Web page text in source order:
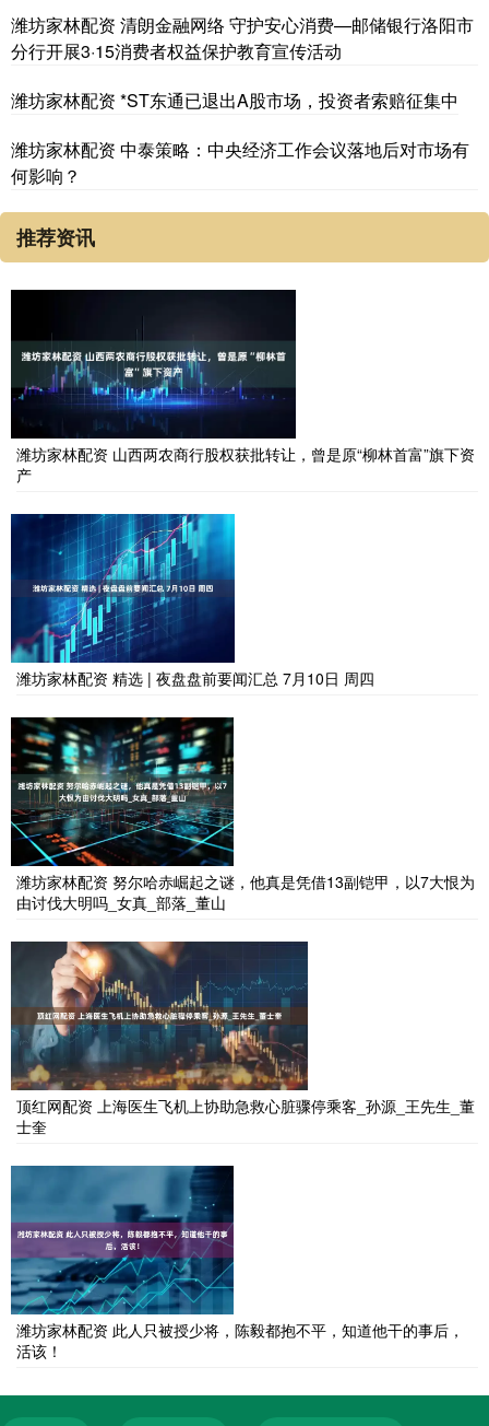
潍坊家林配资 清朗金融网络 守护安心消费—邮储银行洛阳市
分行开展3·15消费者权益保护教育宣传活动
潍坊家林配资 *ST东通已退出A股市场，投资者索赔征集中
潍坊家林配资 中泰策略：中央经济工作会议落地后对市场有
何影响？
推荐资讯
潍坊家林配资 山西两农商行股权获批转让，曾是原“柳林首富”旗下资
产
潍坊家林配资 精选 | 夜盘盘前要闻汇总 7月10日 周四
潍坊家林配资 努尔哈赤崛起之谜，他真是凭借13副铠甲，以7大恨为
由讨伐大明吗_女真_部落_董山
顶红网配资 上海医生飞机上协助急救心脏骤停乘客_孙源_王先生_董
士奎
潍坊家林配资 此人只被授少将，陈毅都抱不平，知道他干的事后，
活该！